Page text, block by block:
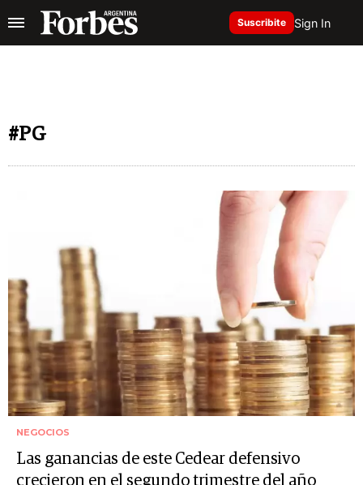
Suscribite Sign In
#PG
NEGOCIOS
Las ganancias de este Cedear defensivo
crecieron en el segundo trimestre del año